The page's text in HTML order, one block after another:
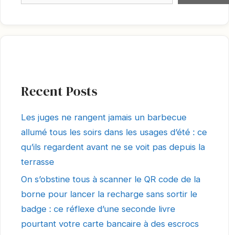
Recent Posts
Les juges ne rangent jamais un barbecue
allumé tous les soirs dans les usages d’été : ce
qu’ils regardent avant ne se voit pas depuis la
terrasse
On s’obstine tous à scanner le QR code de la
borne pour lancer la recharge sans sortir le
badge : ce réflexe d’une seconde livre
pourtant votre carte bancaire à des escrocs